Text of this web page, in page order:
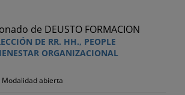
DE RR. HH., PEOPLE
ORGANIZACIONAL
Modalidad abierta